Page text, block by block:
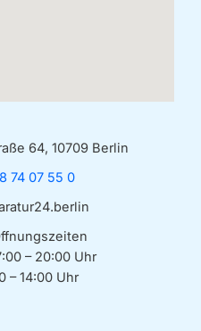
64, 10709 Berlin
74 07 55 0
– 20:00 Uhr
– 14:00 Uhr